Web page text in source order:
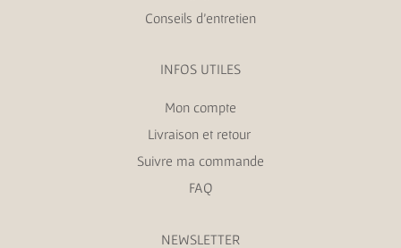
Conseils d’entretien
INFOS UTILES
Mon compte
Livraison et retour
Suivre ma commande
FAQ
NEWSLETTER